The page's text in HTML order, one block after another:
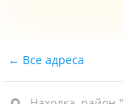
Все адреса